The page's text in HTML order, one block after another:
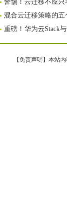
警惕！云迁移不应只
混合云迁移策略的五
重磅！华为云Stack
【免责声明】本站